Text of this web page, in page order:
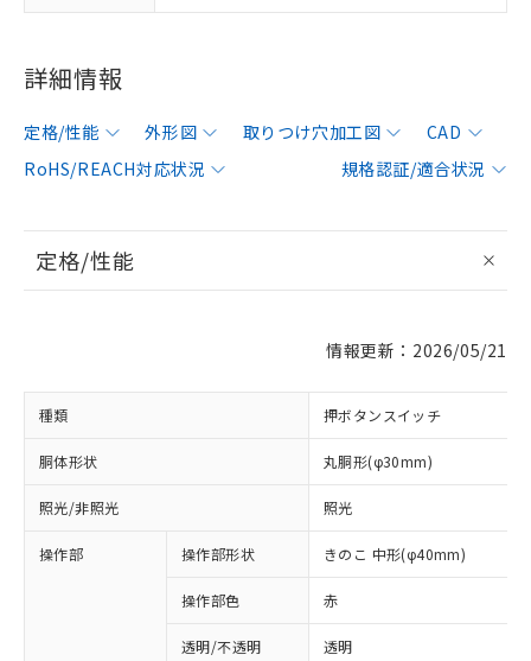
詳細情報
定格/性能 外形図 取りつけ穴加工図
CAD
RoHS/REACH対応状況
規格認証/適合状況
定格/性能
情報更新：2026/05/21
種類 押ボタンスイッチ
胴体形状 丸胴形(φ30mm)
照光/非照光 照光
操作部 操作部形状 きのこ 中形(φ40mm)
操作部色 赤
透明/不透明 透明